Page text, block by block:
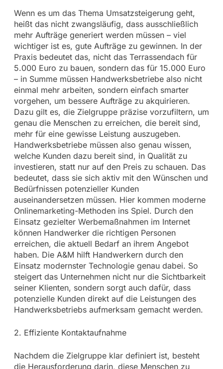
Wenn es um das Thema Umsatzsteigerung geht,
heißt das nicht zwangsläufig, dass ausschließlich
mehr Aufträge generiert werden müssen – viel
wichtiger ist es, gute Aufträge zu gewinnen. In der
Praxis bedeutet das, nicht das Terrassendach für
5.000 Euro zu bauen, sondern das für 15.000 Euro
– in Summe müssen Handwerksbetriebe also nicht
einmal mehr arbeiten, sondern einfach smarter
vorgehen, um bessere Aufträge zu akquirieren.
Dazu gilt es, die Zielgruppe präzise vorzufiltern, um
genau die Menschen zu erreichen, die bereit sind,
mehr für eine gewisse Leistung auszugeben.
Handwerksbetriebe müssen also genau wissen,
welche Kunden dazu bereit sind, in Qualität zu
investieren, statt nur auf den Preis zu schauen. Das
bedeutet, dass sie sich aktiv mit den Wünschen und
Bedürfnissen potenzieller Kunden
auseinandersetzen müssen. Hier kommen moderne
Onlinemarketing-Methoden ins Spiel. Durch den
Einsatz gezielter Werbemaßnahmen im Internet
können Handwerker die richtigen Personen
erreichen, die aktuell Bedarf an ihrem Angebot
haben. Die A&M hilft Handwerkern durch den
Einsatz modernster Technologie genau dabei. So
steigert das Unternehmen nicht nur die Sichtbarkeit
seiner Klienten, sondern sorgt auch dafür, dass
potenzielle Kunden direkt auf die Leistungen des
Handwerksbetriebs aufmerksam gemacht werden.
2. Effiziente Kontaktaufnahme
Nachdem die Zielgruppe klar definiert ist, besteht
die Herausforderung darin, diese Menschen zu